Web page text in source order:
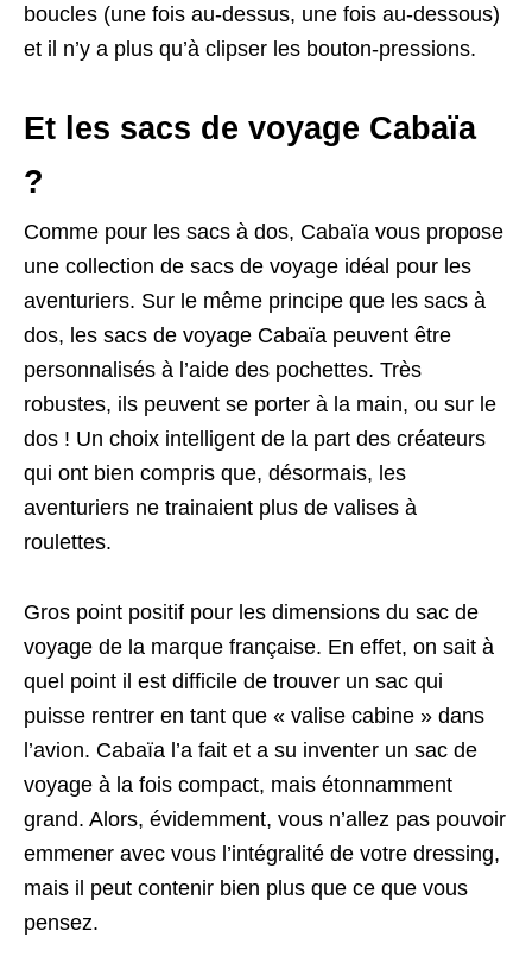
boucles (une fois au-dessus, une fois au-dessous)
et il n’y a plus qu’à clipser les bouton-pressions.
Et les sacs de voyage Cabaïa
?
Comme pour les sacs à dos, Cabaïa vous propose
une collection de sacs de voyage idéal pour les
aventuriers. Sur le même principe que les sacs à
dos, les sacs de voyage Cabaïa peuvent être
personnalisés à l’aide des pochettes. Très
robustes, ils peuvent se porter à la main, ou sur le
dos ! Un choix intelligent de la part des créateurs
qui ont bien compris que, désormais, les
aventuriers ne trainaient plus de valises à
roulettes.
Gros point positif pour les dimensions du sac de
voyage de la marque française. En effet, on sait à
quel point il est difficile de trouver un sac qui
puisse rentrer en tant que « valise cabine » dans
l’avion. Cabaïa l’a fait et a su inventer un sac de
voyage à la fois compact, mais étonnamment
grand. Alors, évidemment, vous n’allez pas pouvoir
emmener avec vous l’intégralité de votre dressing,
mais il peut contenir bien plus que ce que vous
pensez.